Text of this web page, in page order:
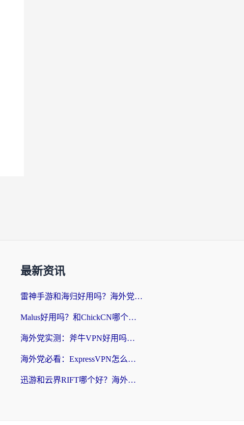
最新资讯
雷神手游和海归好用吗？海外党亲测3款热门回国加速器+番茄加速器深度体验
Malus好用吗？和ChickCN哪个好？海外党亲测：选对回国加速器，追剧游戏不卡顿
海外党实测：斧牛VPN好用吗？和快喵VPN对比哪个回国效果更好？附3款热门加速器深度分析
海外党必看：ExpressVPN怎么样？3步选对回国加速器，无缝刷国内剧玩手游
迅游和云界RIFT哪个好？海外党亲测3款回国加速器，教你无缝刷国内剧玩游戏